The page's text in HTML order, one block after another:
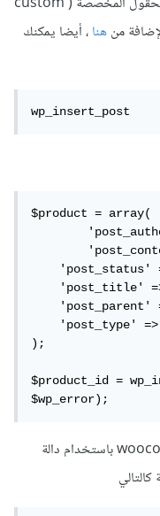
هنا، أيضا يمكنك
wp_insert_post
$product = array(
	'post_authoer' => $user_id,
	'post_content' => '',
    'post_status' => 'publish',
    'post_title' => $value['product_name'],
    'post_parent' => '',
    'post_type' => 'product',
);
$product_id =
$wp_error);
ثم تضيف metadatas الخاصة woocommerce باستخدام دالة